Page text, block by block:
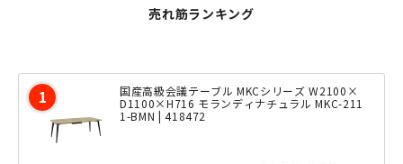
売れ筋ランキング
国産高級会議テーブル MKCシリーズ W2100×
D1100×H716 モランディナチュラル MKC-211
1-BMN | 418472